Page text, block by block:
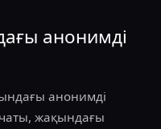
анонимді
анонимді
чаты, жақындағы